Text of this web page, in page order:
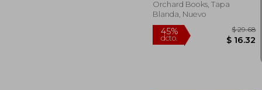
Orchard Books, Tapa
Blanda, Nuevo